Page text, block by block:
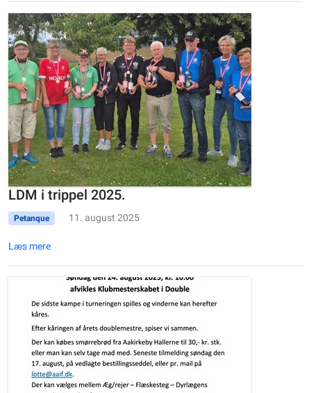
LDM i trippel 2025.
Petanque 11. august 2025
Læs mere